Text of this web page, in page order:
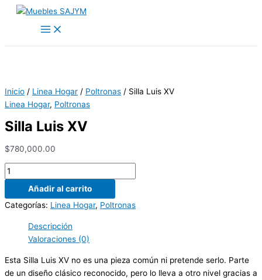
contenido
Menu
Inicio / Linea Hogar / Poltronas / Silla Luis XV
Linea Hogar, Poltronas
Silla Luis XV
$780,000.00
Silla
cantidad
Añadir al carrito
Categorías: Linea Hogar, Poltronas
Descripción
Valoraciones (0)
Esta Silla Luis XV no es una pieza común ni pretende serlo. Parte
de un diseño clásico reconocido, pero lo lleva a otro nivel gracias a
era:
es: